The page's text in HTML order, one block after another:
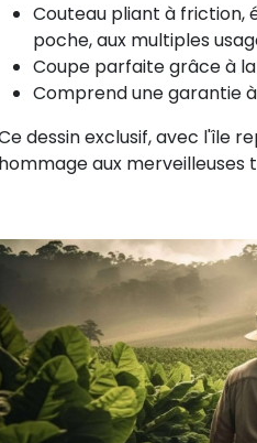
Couteau pliant à friction,
poche, aux multiples
Coupe parfaite grâce à
Comprend une garantie
dessin exclusif, avec l'île
hommage aux merveilleuses